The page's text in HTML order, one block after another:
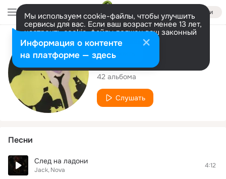
Войти
Мы используем cookie-файлы, чтобы улучшить
сервисы для вас. Если ваш возраст менее 13 лет,
настроить cookie-файлы должен ваш законный
представитель. Больше информации
Разрешить все Настроить
Исполнитель
Jack
42 альбома
Слушать
Песни
След на ладони
Jack Nova
4:12
Информация о контенте
на платформе — здесь